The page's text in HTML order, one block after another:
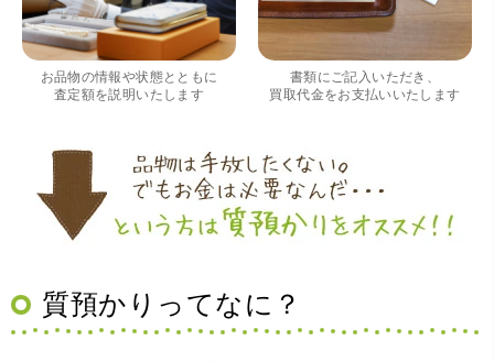
（大阪府大阪市）すごく丁寧に対応して頂きました。 ホー
ムページの皆様の評価がとても良かったので、質屋自体初
めての利用でしたが、対応して頂きました担当の方もすご
く良かったです。 これから質屋をご利用される方は是非オ
ススメです。
（大阪府豊中市）買取査定の流れがとても丁寧でお話がし
やすくとても良い時間になりました!!満足出来る買取です。
お品物の情報や状態とともに
査定額を説明いたします
書類にご記入いただき、
買取代金をお支払いいたします
質預かりってなに？